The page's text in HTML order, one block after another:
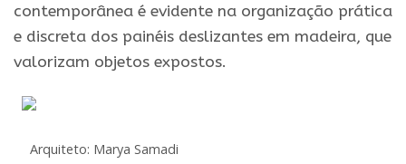
contemporânea é evidente na organização prática
e discreta dos painéis deslizantes em madeira, que
valorizam objetos expostos.
Arquiteto: Marya Samadi